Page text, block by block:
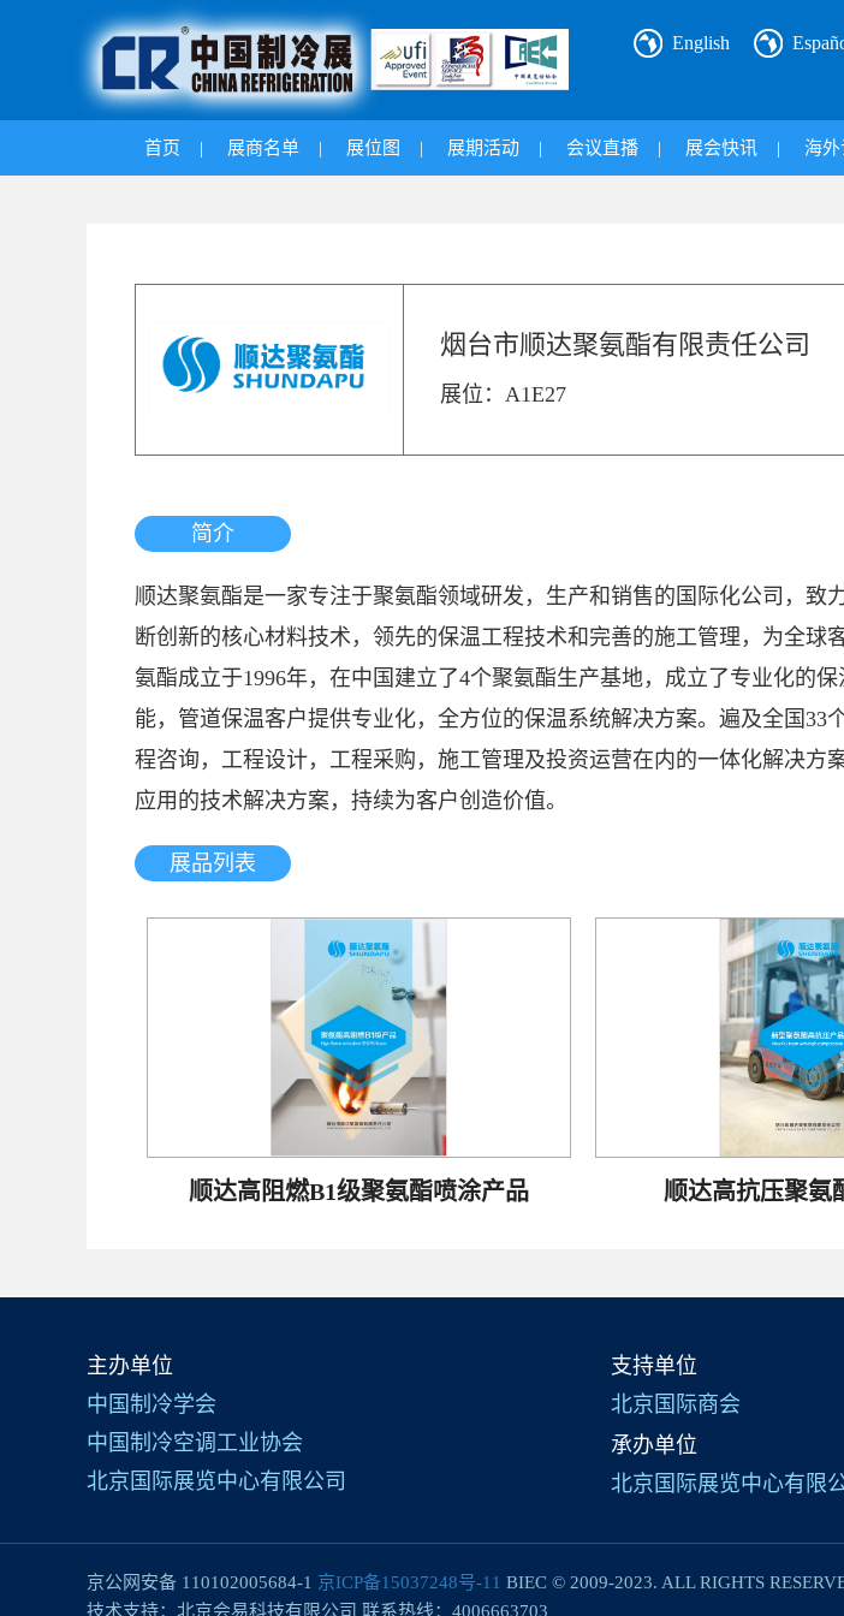
English
首页 | 展商名单 | 展位图 | 展期活动 | 会议直播 | 展会快讯 | 海外
烟台市顺达聚氨酯有限责任公司
展位：A1E27
简介
顺达聚氨酯是一家专注于聚氨酯领域研发，生产和销售的国际化公司，
断创新的核心材料技术，领先的保温工程技术和完善的施工管理，为全
氨酯成立于1996年，在中国建立了4个聚氨酯生产基地，成立了专业化的
能，管道保温客户提供专业化，全方位的保温系统解决方案。遍及全国
程咨询，工程设计，工程采购，施工管理及投资运营在内的一体化解决
应用的技术解决方案，持续为客户创造价值。
展品列表
顺达高阻燃B1级聚氨酯喷涂产品 顺达高抗压聚氨
主办单位
中国制冷学会
中国制冷空调工业协会
北京国际展览中心有限公司
支持单位
北京国际商会
承办单位
北京国际展览中心有限
京公网安备 110102005684-1 京ICP备15037248号-11 BIEC © 2009-2023. ALL RIGHTS
技术支持：北京会易科技有限公司 联系热线：4006663703